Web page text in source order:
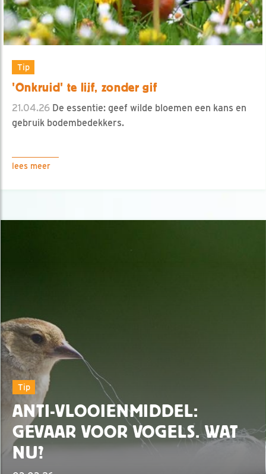
Tip
'Onkruid' te lijf, zonder gif
21.04.26 De essentie: geef wilde bloemen een kans en
gebruik bodembedekkers.
lees meer
Tip
ANTI-VLOOIENMIDDEL:
GEVAAR VOOR VOGELS. WAT
NU?